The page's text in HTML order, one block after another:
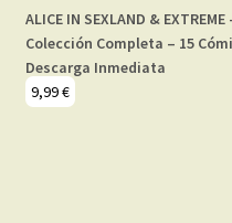
ALICE IN SEXLAND &
Colección Completa – 15
Descarga Inmediata
9,99€